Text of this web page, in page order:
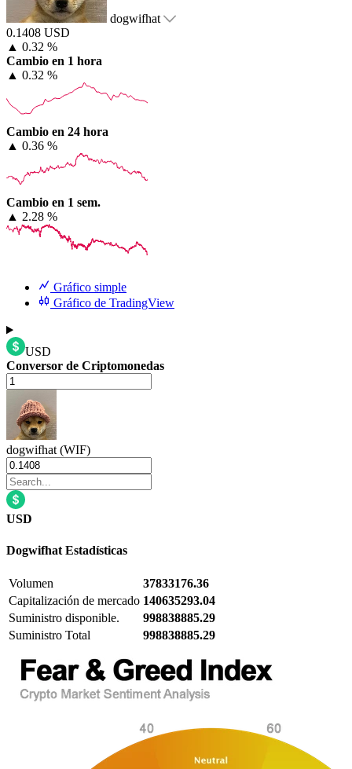
dogwifhat
0.1408 USD
▲ 0.32 %
Cambio en 1 hora
▲ 0.32 %
Cambio en 24 hora
▲ 0.36 %
Cambio en 1 sem.
▲ 2.28 %
Gráfico simple
Gráfico de TradingView
USD
Conversor de Criptomonedas
dogwifhat (WIF)
USD
Dogwifhat Estadísticas
Volumen
37833176.36
Capitalización de mercado 140635293.04
Suministro disponible.
998838885.29
Suministro Total
998838885.29